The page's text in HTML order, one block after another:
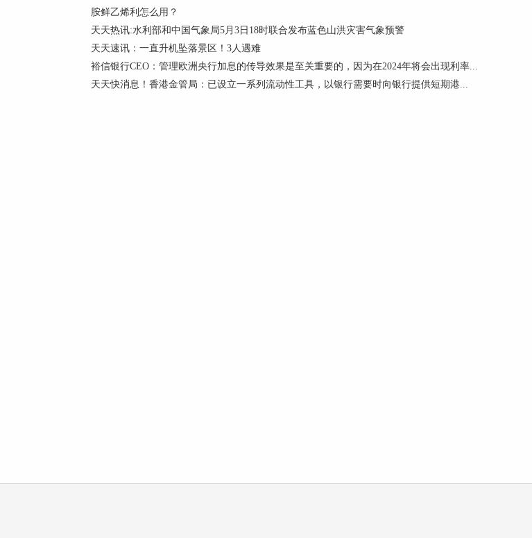
胺鲜乙烯利怎么用？
天天热讯:水利部和中国气象局5月3日18时联合发布蓝色山洪灾害气象预警
天天速讯：一直升机坠落景区！3人遇难
裕信银行CEO：管理欧洲央行加息的传导效果是至关重要的，因为在2024年将会出现利率...
天天快消息！香港金管局：已设立一系列流动性工具，以银行需要时向银行提供短期港...